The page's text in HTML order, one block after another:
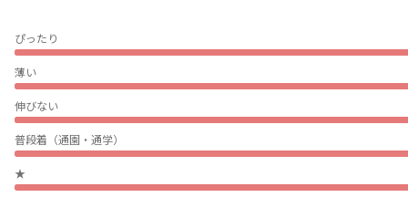
ぴったり
薄い
伸びない
普段着（通園・通学）
★